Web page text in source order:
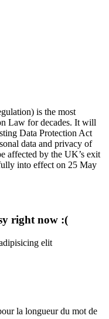
is the most
Law for decades. It will
Data Protection Act
data and privacy of
affected by the UK’s exit
into effect on 25 May
right now :(
elit
la longueur du mot de